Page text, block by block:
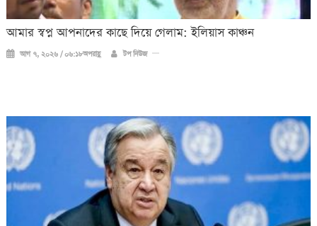
আমার স্বপ্ন আপনাদের কাছে দিয়ে গেলাম: ইলিয়াস কাঞ্চন
আগ ৭, ২০২৬ / ০৬:১৮অপরাহ্ণ টপ নিউজ